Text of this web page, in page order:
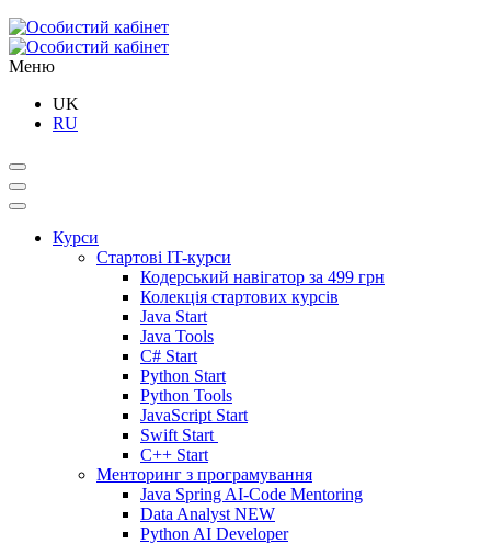
Меню
UK
RU
Курси
Стартові IT-курси
Кодерський навігатор за 499 грн
Колекція стартових курсів
Java Start
Java Tools
C# Start
Python Start
Python Tools
JavaScript Start
Swift Start
C++ Start
Менторинг з програмування
Java Spring AI-Code Mentoring
Data Analyst NEW
Python AI Developer